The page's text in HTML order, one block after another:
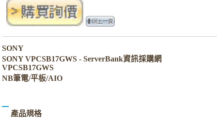
SONY
SONY VPCSB17GWS - ServerBank資訊採購網
VPCSB17GWS
NB筆電/平板/AIO
產品規格